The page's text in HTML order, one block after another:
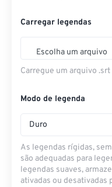
Carregar legendas
Escolha um arquivo
Carregue um arquivo .srt
Modo de legenda
Duro
As legendas rígidas,
são adequadas para
legendas suaves,
ativadas ou desativadas